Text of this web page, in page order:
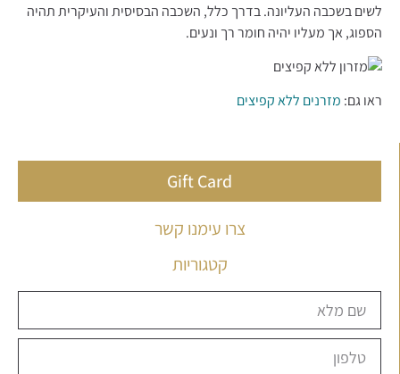
לשים בשכבה העליונה. בדרך כלל, השכבה הבסיסית והעיקרית תהיה
הספוג, אך מעליו יהיה חומר רך ונעים.
ראו גם: מזרנים ללא קפיצים
Gift Card
צרו עימנו קשר
קטגוריות